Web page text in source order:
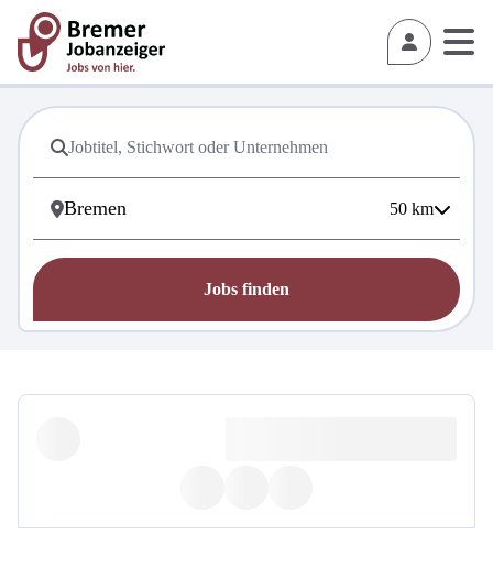
50 km
Jobs finden